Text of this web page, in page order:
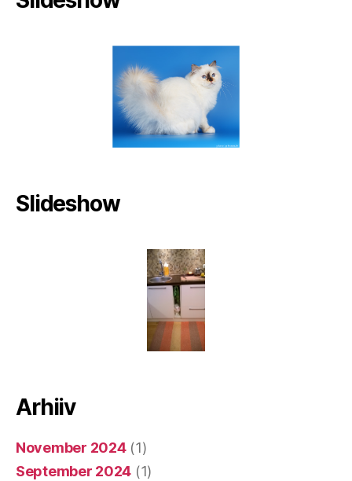
Slideshow
Arhiiv
November 2024(1)
September 2024 (1)